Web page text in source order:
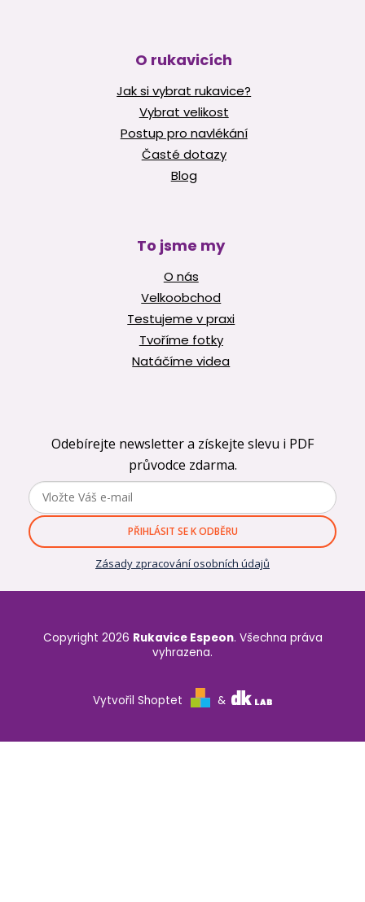
O rukavicích
Jak si vybrat rukavice?
Vybrat velikost
Postup pro navlékání
Časté dotazy
Blog
To jsme my
O nás
Velkoobchod
Testujeme v praxi
Tvoříme fotky
Natáčíme videa
Odebírejte newsletter a získejte slevu i PDF
průvodce zdarma.
PŘIHLÁSIT SE K ODBĚRU
Zásady zpracování osobních údajů
Vytvořil Shoptet &
Copyright 2026 Rukavice Espeon. Všechna práva
vyhrazena.